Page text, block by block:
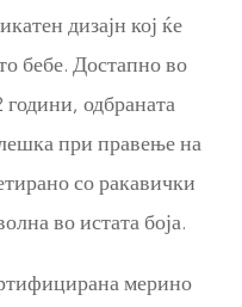
дизајн кој ќе
бебе. Достапно во
одбраната
при правење на
со ракавички
во истата боја.
мерино